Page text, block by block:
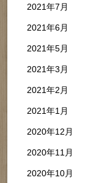
2021年7月
2021年6月
2021年5月
2021年3月
2021年2月
2021年1月
2020年12月
2020年11月
2020年10月